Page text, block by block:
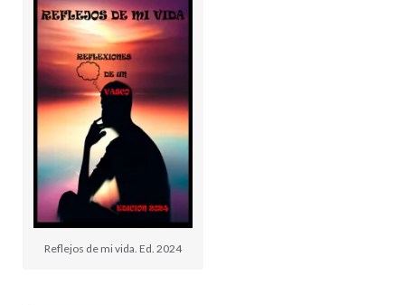
Reflejos de mi vida. Ed. 2024